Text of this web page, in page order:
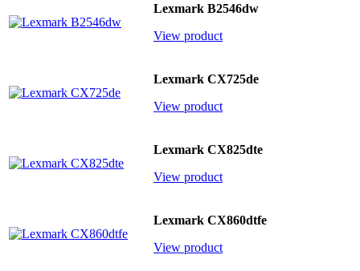
Lexmark B2546dw
View product
Lexmark CX725de
View product
Lexmark CX825dte
View product
Lexmark CX860dtfe
View product